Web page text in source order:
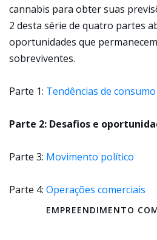
cannabis para obter suas
2 desta série de quatro partes
oportunidades que
sobreviventes.
Parte 1: Tendências de consumo
Parte 2: Desafios e
Parte 3: Movimento político
Parte 4: Operações comerciais
EMPREENDIMENTO